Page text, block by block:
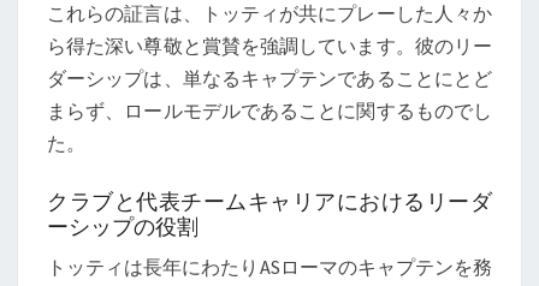
これらの証言は、トッティが共にプレーした人々か
ら得た深い尊敬と賞賛を強調しています。彼のリー
ダーシップは、単なるキャプテンであることにとど
まらず、ロールモデルであることに関するものでし
た。
クラブと代表チームキャリアにおけるリーダ
ーシップの役割
トッティは長年にわたりASローマのキャプテンを務